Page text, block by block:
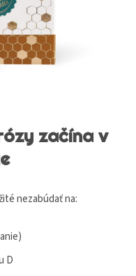
začína v
nezabúdať na:
D